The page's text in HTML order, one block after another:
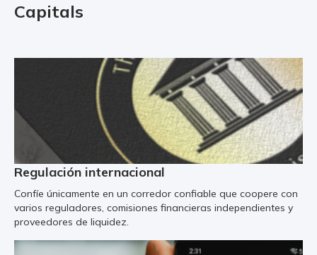
Capitals
Regulación internacional
Confíe únicamente en un corredor confiable que coopere con
varios reguladores, comisiones financieras independientes y
proveedores de liquidez.